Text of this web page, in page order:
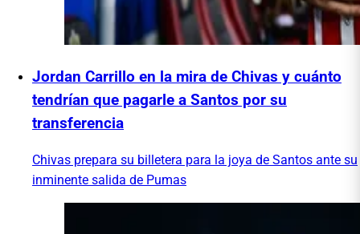
Jordan Carrillo en la mira de Chivas y cuánto
tendrían que pagarle a Santos por su
transferencia
Chivas prepara su billetera para la joya de Santos ante su
inminente salida de Pumas